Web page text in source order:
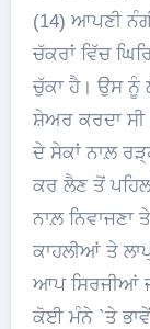
(14) ਆਪਣੀ
ਚੱਕਰਾਂ ਵਿੱਚ
ਚੁੱਕਾ ਹੈ। ਉਸ ਨੂੰ
ਸ਼ੇਅਰ ਕਰਦਾ
ਦੇ ਸੇਕਾਂ ਨਾਲ਼
ਕਰ ਲੈਣ ਤੋਂ
ਨਾਲ਼ ਨਿਵਾਜਣਾ
ਕਾਹਲੀਆਂ ਤੇ
ਆਪ ਸਿਰਜੀਆਂ
ਕੋਈ ਮੰਨੇ `ਤੇ ਭਾਵੇਂ